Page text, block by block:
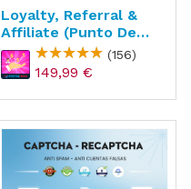
Loyalty, Referral &
Affiliate (punto De
Recompensa)
(156)
149,99 €